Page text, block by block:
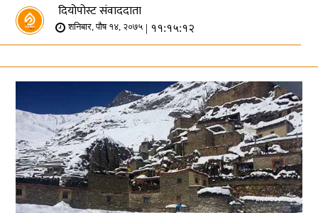
दियोपोस्ट संवाददाता
शनिबार, पौष १४, २०७५ | ११:१५:१२